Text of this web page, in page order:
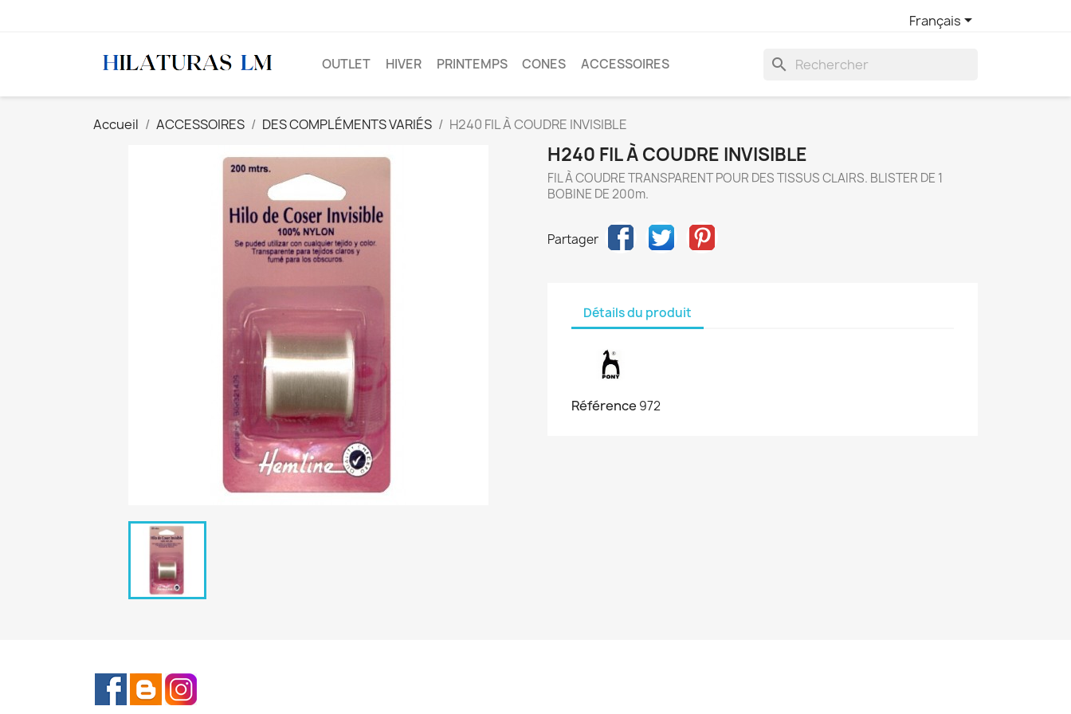
Français
OUTLET HIVER PRINTEMPS CONES ACCESSOIRES search
Accueil ACCESSOIRES DES COMPLÉMENTS VARIÉS H240 FIL À COUDRE INVISIBLE
H240 FIL À COUDRE INVISIBLE
FIL À COUDRE TRANSPARENT POUR DES TISSUS CLAIRS. BLISTER DE 1
BOBINE DE 200m.
Partager
Détails du produit
Référence 972
Facebook
Rss